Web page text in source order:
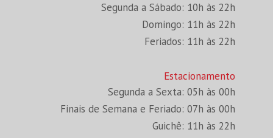
Segunda a Sábado: 10h às 22h
Domingo: 11h às 22h
Feriados: 11h às 22h
Estacionamento
Segunda a Sexta: 05h às 00h
Finais de Semana e Feriado: 07h às 00h
Guichê: 11h às 22h